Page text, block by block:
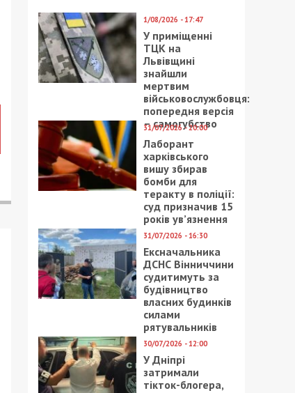
1/08/2026 - 17:47
У приміщенні
ТЦК на
Львівщині
знайшли
мертвим
військовослужбовця:
попередня версія
– самогубство
31/07/2026 - 20:00
Лаборант
харківського
вишу збирав
бомби для
теракту в поліції:
суд призначив 15
років ув’язнення
31/07/2026 - 16:30
Ексначальника
ДСНС Вінниччини
судитимуть за
будівництво
власних будинків
силами
рятувальників
30/07/2026 - 12:00
У Дніпрі
затримали
тікток-блогера,